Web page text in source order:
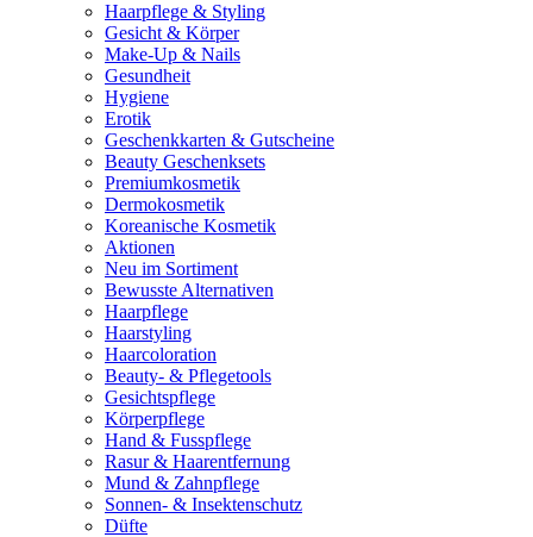
Haarpflege & Styling
Gesicht & Körper
Make-Up & Nails
Gesundheit
Hygiene
Erotik
Geschenkkarten & Gutscheine
Beauty Geschenksets
Premiumkosmetik
Dermokosmetik
Koreanische Kosmetik
Aktionen
Neu im Sortiment
Bewusste Alternativen
Haarpflege
Haarstyling
Haarcoloration
Beauty- & Pflegetools
Gesichtspflege
Körperpflege
Hand & Fusspflege
Rasur & Haarentfernung
Mund & Zahnpflege
Sonnen- & Insektenschutz
Düfte